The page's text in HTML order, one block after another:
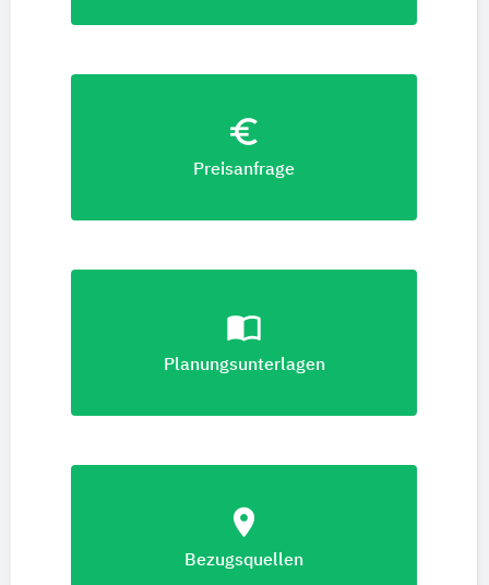
euro_symbol
Preisanfrage
import_contacts
Planungsunterlagen
location_on
Bezugsquellen